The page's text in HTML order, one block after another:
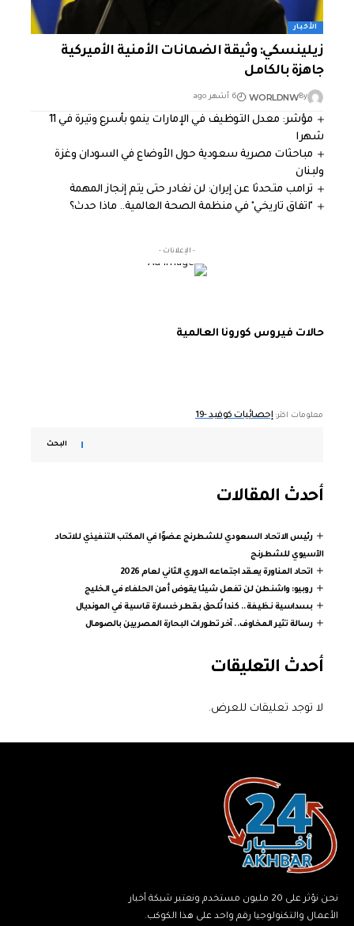
الأخبار
زيلينسكي: وثيقة الضمانات الأمنية الأميركية
جاهزة بالكامل
By
WORLDNW 6 أشهر ago
مؤشر: معدل التوظيف في الإمارات ينمو بأسرع وتيرة في 11
شهرا
مباحثات مصرية سعودية حول الأوضاع في السودان وغزة
ولبنان
ترامب متحدثا عن إيران: لن نغادر حتى يتم إنجاز المهمة
"اتفاق تاريخي" في منظمة الصحة العالمية.. ماذا حدث؟
- الإعلانات -
حالات فيروس كورونا العالمية
معلومات اكثر:إحصائيات كوفيد -19
البحث
أحدث المقالات
رئيس الاتحاد السعودي للشطرنج عضوًا في المكتب التنفيذي للاتحاد
الآسيوي للشطرنج
اتحاد المناورة يعقد اجتماعه الدوري الثاني لعام 2026
روبيو: واشنطن لن تفعل شيئا يقوض أمن الحلفاء في الخليج
بسداسية نظيفة.. كندا تُلحق بقطر خسارة قاسية في المونديال
رسالة تثير المخاوف.. آخر تطورات البحارة المصريين بالصومال
أحدث التعليقات
لا توجد تعليقات للعرض.
نحن نؤثر على 20 مليون مستخدم ونعتبر شبكة أخبار
الأعمال والتكنولوجيا رقم واحد على هذا الكوكب.